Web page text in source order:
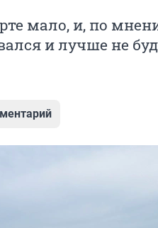
мало, и, по
и лучше не